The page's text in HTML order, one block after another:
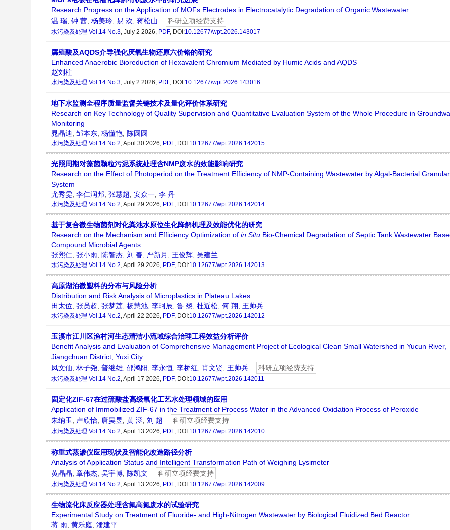
Research Progress on the Application of MOFs Electrodes in Electrocatalytic Degradation of Organic Wastewater
温 瑞, 钟 茜, 杨美玲, 易 欢, 蒋松山 科研立项经费支持
水污染及处理 Vol.14 No.3, July 2 2026, PDF, DOI:10.12677/wpt.2026.143017
腐殖酸及AQDS介导强化厌氧生物还原六价铬的研究
Enhanced Anaerobic Bioreduction of Hexavalent Chromium Mediated by Humic Acids and AQDS
赵刘柱
水污染及处理 Vol.14 No.3, July 2 2026, PDF, DOI:10.12677/wpt.2026.143016
地下水监测全程序质量监督关键技术及量化评价体系研究
Research on Key Technology of Quality Supervision and Quantitative Evaluation System of the Whole Procedure in
Monitoring
晁晶迪, 邹本东, 杨懂艳, 陈圆圆
水污染及处理 Vol.14 No.2, April 30 2026, PDF, DOI:10.12677/wpt.2026.142015
光照周期对藻菌颗粒污泥系统处理含NMP废水的效能影响研究
Research on the Effect of Photoperiod on the Treatment Efficiency of NMP-Containing Wastewater by Algal-Bacterial
System
尤秀雯, 李仁润邦, 张慧超, 安众一, 李 丹
水污染及处理 Vol.14 No.2, April 29 2026, PDF, DOI:10.12677/wpt.2026.142014
基于复合微生物菌剂对化粪池水原位生化降解机理及效能优化的研究
Research on the Mechanism and Efficiency Optimization of in Situ Bio-Chemical Degradation of Septic Tank Wastewater
Compound Microbial Agents
张熙仁, 张小雨, 陈智杰, 刘 春, 严新月 , 王俊辉, 吴建兰
水污染及处理 Vol.14 No.2, April 29 2026, PDF, DOI:10.12677/wpt.2026.142013
高原湖泊微塑料的分布与风险分析
Distribution and Risk Analysis of Microplastics in Plateau Lakes
田太位, 张员超, 张梦莲, 杨慧池, 李珂辰, 鲁 黎, 杜近松, 何 翔, 王帅兵
水污染及处理 Vol.14 No.2, April 22 2026, PDF, DOI:10.12677/wpt.2026.142012
玉溪市江川区渔村河生态清洁小流域综合治理工程效益分析评价
Benefit Analysis and Evaluation of Comprehensive Management Project of Ecological Clean Small Watershed in Yucun River,
Jiangchuan District, Yuxi City
凤文仙, 林子尧, 普继雄, 邵鸿阳, 李永恒, 李桥红, 肖文贤, 王帅兵 科研立项经费支持
水污染及处理 Vol.14 No.2, April 17 2026, PDF, DOI:10.12677/wpt.2026.142011
固定化ZIF-67在过硫酸盐高级氧化工艺水处理领域的应用
Application of Immobilized ZIF-67 in the Treatment of Process Water in the Advanced Oxidation Process of Peroxide
朱纳玉, 卢欣怡, 唐昊昱, 黄 涵, 刘 超 科研立项经费支持
水污染及处理 Vol.14 No.2, April 13 2026, PDF, DOI:10.12677/wpt.2026.142010
称重式蒸渗仪应用现状及智能化改造路径分析
Analysis of Application Status and Intelligent Transformation Path of Weighing Lysimeter
黄晶晶, 章伟杰, 吴宇博, 陈凯文 科研立项经费支持
水污染及处理 Vol.14 No.2, April 13 2026, PDF, DOI:10.12677/wpt.2026.142009
生物流化床反应器处理含氟高氮废水的试验研究
Experimental Study on Treatment of Fluoride- and High-Nitrogen Wastewater by Biological Fluidized Bed Reactor
蒋 雨, 黄乐庭, 潘建平